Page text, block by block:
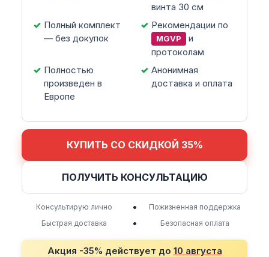
винта 30 см
Полный комплект
— без докупок
Рекомендации по
MGVP
и
протоколам
Полностью
произведен в
Европе
Анонимная
доставка и оплата
КУПИТЬ СО СКИДКОЙ 35%
ПОЛУЧИТЬ КОНСУЛЬТАЦИЮ
Консультирую лично •
Пожизненная поддержка
Быстрая доставка
• Безопасная оплата
Акция -35% действует до 10 августа